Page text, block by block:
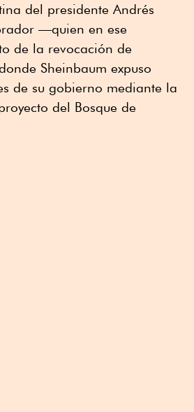
del presidente Andrés
—quien en ese
de la revocación de
Sheinbaum expuso
de su gobierno mediante la
del Bosque de